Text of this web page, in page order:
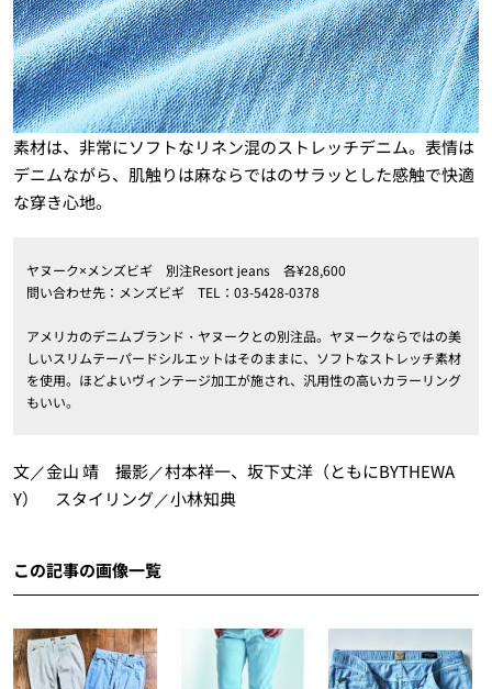
素材は、非常にソフトなリネン混のストレッチデニム。表情は
デニムながら、肌触りは麻ならではのサラッとした感触で快適
な穿き心地。
ヤヌーク×メンズビギ 別注Resort jeans 各¥28,600
問い合わせ先：メンズビギ TEL：03-5428-0378
アメリカのデニムブランド・ヤヌークとの別注品。ヤヌークならではの美
しいスリムテーパードシルエットはそのままに、ソフトなストレッチ素材
を使用。ほどよいヴィンテージ加工が施され、汎用性の高いカラーリング
もいい。
文／金山 靖 撮影／村本祥一、坂下丈洋（ともにBYTHEWA
Y） スタイリング／小林知典
この記事の画像一覧